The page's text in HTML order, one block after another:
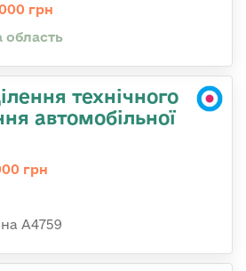
грн
область
технічного
автомобільної
грн
А4759